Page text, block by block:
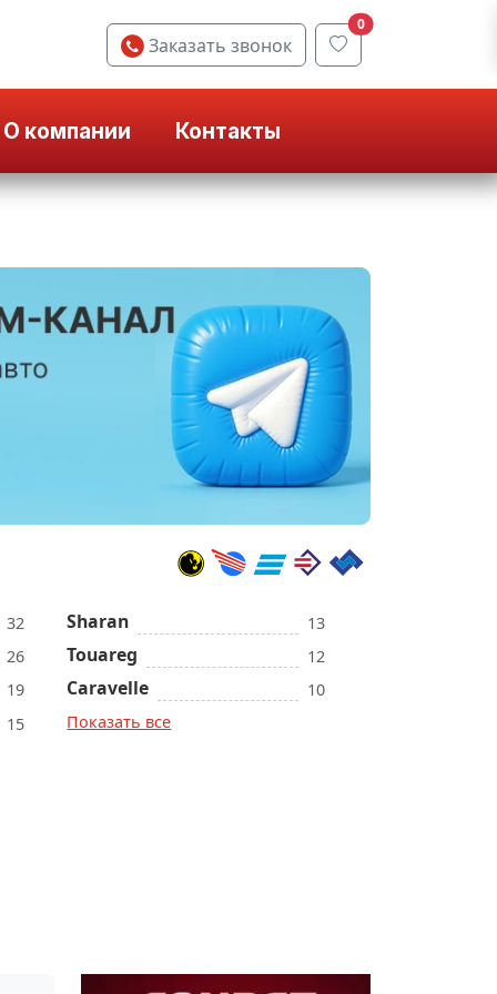
Заказать звонок
0
О компании Контакты
32
26
19
15
Sharan 13
Touareg 12
Caravelle
10
Показать все